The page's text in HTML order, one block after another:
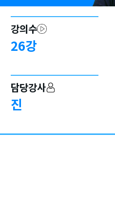
강의수
26강
담당강사
진